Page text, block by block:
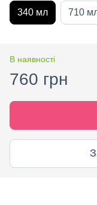
340 мл 710
В наявності
760 грн